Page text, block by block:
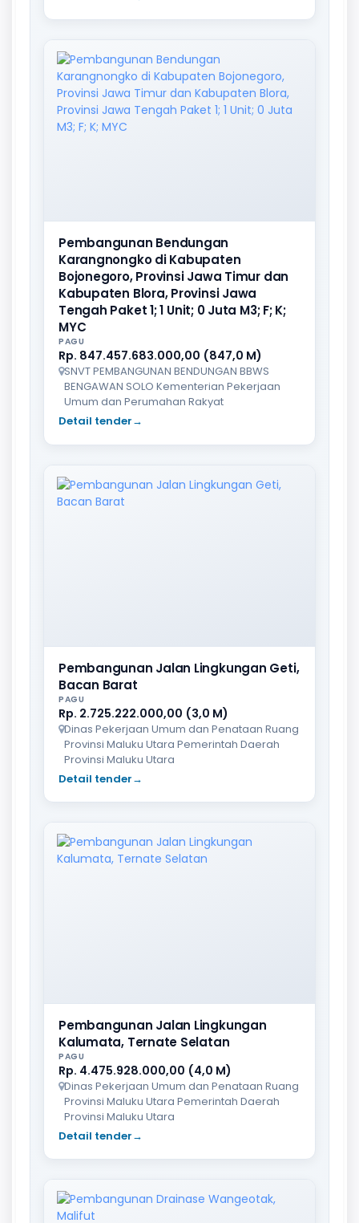
Pembangunan Bendungan
Karangnongko di Kabupaten
Bojonegoro, Provinsi Jawa Timur dan
Kabupaten Blora, Provinsi Jawa
Tengah Paket 1; 1 Unit; 0 Juta M3; F; K;
MYC
PAGU
Rp. 847.457.683.000,00 (847,0 M)
SNVT PEMBANGUNAN BENDUNGAN BBWS
BENGAWAN SOLO Kementerian Pekerjaan
Umum dan Perumahan Rakyat
Detail tender→
Pembangunan Jalan Lingkungan Geti,
Bacan Barat
PAGU
Rp. 2.725.222.000,00 (3,0 M)
Dinas Pekerjaan Umum dan Penataan Ruang
Provinsi Maluku Utara Pemerintah Daerah
Provinsi Maluku Utara
Detail tender→
Pembangunan Jalan Lingkungan
Kalumata, Ternate Selatan
PAGU
Rp. 4.475.928.000,00 (4,0 M)
Dinas Pekerjaan Umum dan Penataan Ruang
Provinsi Maluku Utara Pemerintah Daerah
Provinsi Maluku Utara
Detail tender→